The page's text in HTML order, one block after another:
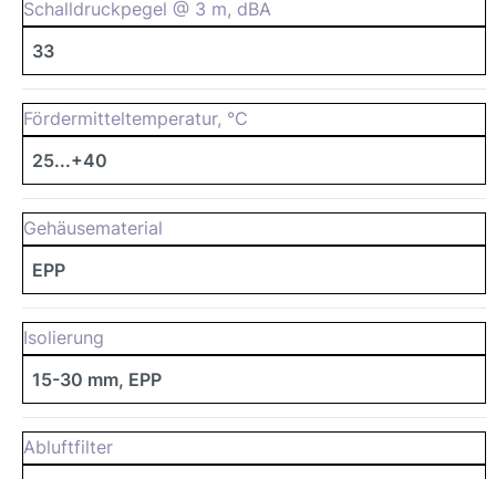
Schalldruckpegel @ 3 m, dBA
33
Fördermitteltemperatur, °C
25...+40
Gehäusematerial
EPP
Isolierung
15-30 mm, EPP
Abluftfilter